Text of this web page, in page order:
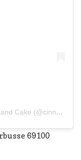
Une publication partagée par Cinnamon and Cake (@cinnamonandcake)
69100